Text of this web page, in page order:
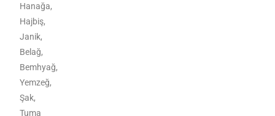
Hanağa,
Hajbiş,
Janik,
Belağ,
Bemhyağ,
Yemzeğ,
Şak,
Tuma